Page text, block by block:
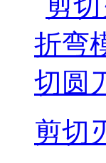
剪切